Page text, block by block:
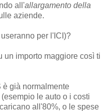
all'allargamento della
aziende.
per l'ICI)?
un importo maggiore così ti
già normalmente
le auto o i costi
all'80%, o le spese